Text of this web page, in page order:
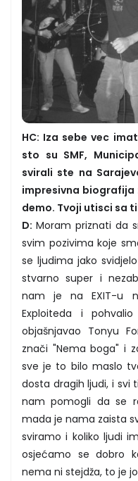
HC: Iza sebe vec
sto su SMF,
svirali ste na
impresivna biografija
demo. Tvoji utisci sa
D: Moram priznati da
svim pozivima koje
se ljudima jako
stvarno super i
nam je na EXIT-u
Exploiteda i
objašnjavao Tonyu
znači "Nema boga" i
sve je to bilo maslo
dosta dragih ljudi, i svi
nam pomogli da se
mada je nama zaista
sviramo i koliko ljudi
osjećamo se dobro
nema ni stejdža, to je